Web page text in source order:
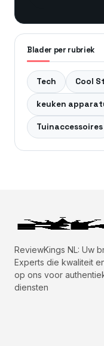
Blader per rubriek
Tech Cool
keuken
Tuinaccessoires
ReviewKings NL: Uw
Experts die kwaliteit
op ons voor
diensten